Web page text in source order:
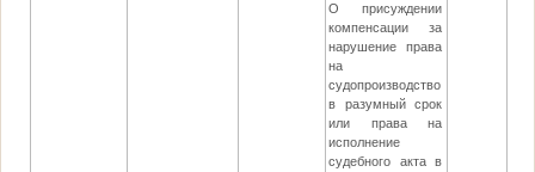
О присуждении
компенсации за
нарушение права
на
судопроизводство
в разумный срок
или права на
исполнение
судебного акта в